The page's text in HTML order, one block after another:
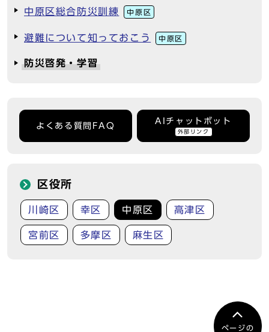
中原区総合防災訓練 中原区
避難について知っておこう 中原区
防災啓発・学習
よくある質問FAQ
AIチャットボット
外部リンク
区役所
川崎区 幸区 中原区 高津区
宮前区 多摩区 麻生区
ページの